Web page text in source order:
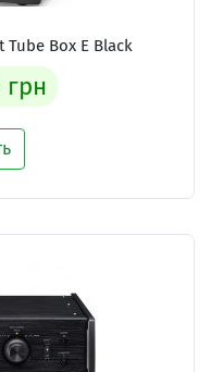
Tube Box E Black
грн